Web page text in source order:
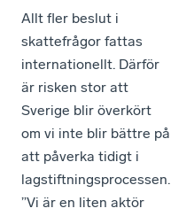
Allt fler beslut i
skattefrågor fattas
internationellt. Därför
är risken stor att
Sverige blir överkört
om vi inte blir bättre på
att påverka tidigt i
lagstiftningsprocessen.
”Vi är en liten aktör